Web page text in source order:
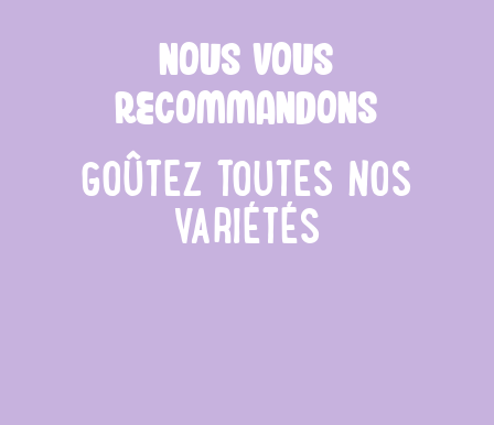
NOUS VOUS
RECOMMANDONS
GOÛTEZ TOUTES NOS
VARIÉTÉS